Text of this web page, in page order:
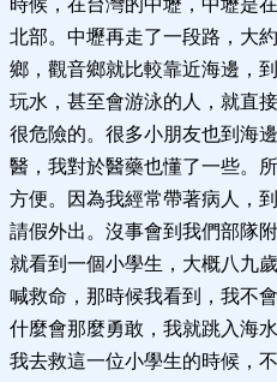
時候，在台灣的中壢，中壢是
北部。中壢再走了一段路，大
鄉，觀音鄉就比較靠近海邊，
玩水，甚至會游泳的人，就直
很危險的。很多小朋友也到海
醫，我對於醫藥也懂了一些。
方便。因為我經常帶著病人，
請假外出。沒事會到我們部隊
就看到一個小學生，大概八九
喊救命，那時候我看到，我不
什麼會那麼勇敢，我就跳入海
我去救這一位小學生的時候，